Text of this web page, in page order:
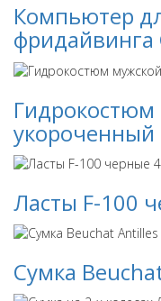
Компьютер
Гидрокостюм
укороченный
Ласты F-100
Сумка